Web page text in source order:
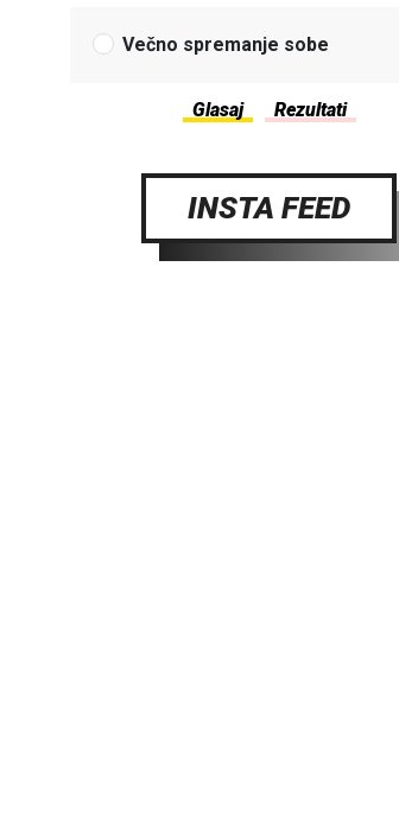
Večno spremanje sobe
INSTA FEED